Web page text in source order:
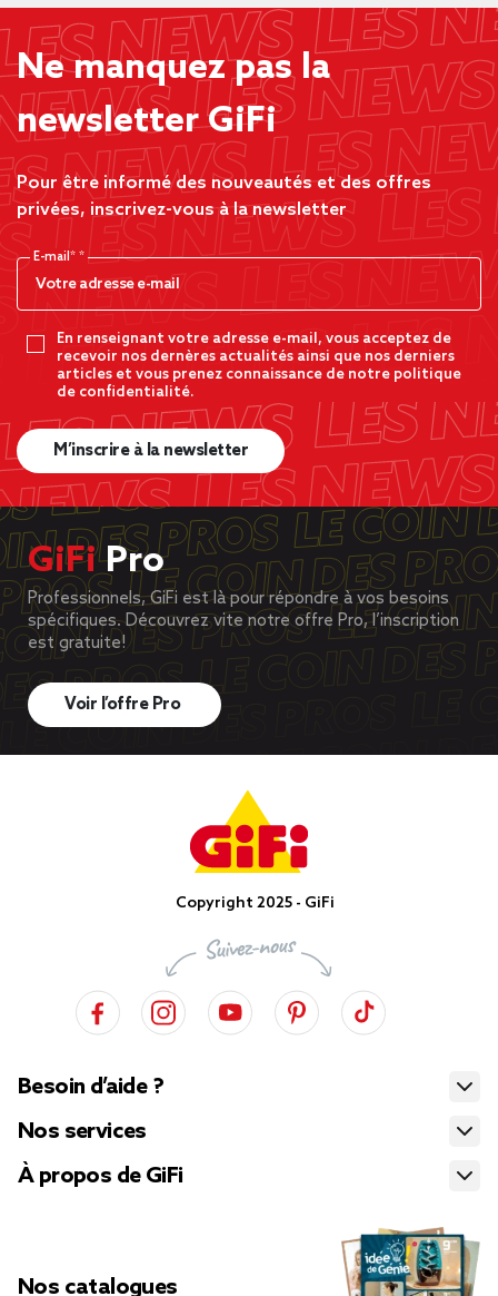
Ne manquez pas la
newsletter GiFi
Pour être informé des nouveautés et des offres
privées, inscrivez-vous à la newsletter
E-mail*
En renseignant votre adresse e-mail, vous acceptez de
recevoir nos dernères actualités ainsi que nos derniers
articles et vous prenez connaissance de notre politique
de confidentialité.
M’inscrire à la newsletter
GiFiPro
Professionnels, GiFi est là pour répondre à vos besoins
spécifiques. Découvrez vite notre offre Pro, l’inscription
est gratuite!
Voir l’offre Pro
Copyright 2025 - GiFi
Besoin d’aide ?
Nos services
À propos de GiFi
Nos catalogues